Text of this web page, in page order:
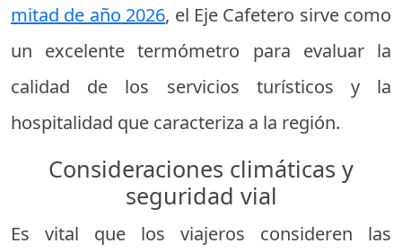
mitad de año 2026, el Eje Cafetero sirve como
un excelente termómetro para evaluar la
calidad de los servicios turísticos y la
hospitalidad que caracteriza a la región.
Consideraciones climáticas y
seguridad vial
Es vital que los viajeros consideren las